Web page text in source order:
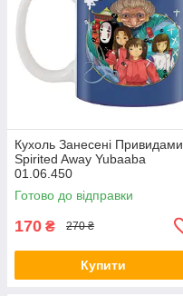
Кухоль Занесені Привидами
Spirited Away Yubaaba
01.06.450
Готово до відправки
170 ₴ 270 ₴
Купити